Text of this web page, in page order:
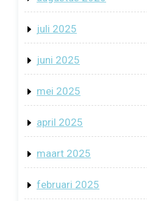
juli 2025
juni 2025
mei 2025
april 2025
maart 2025
februari 2025